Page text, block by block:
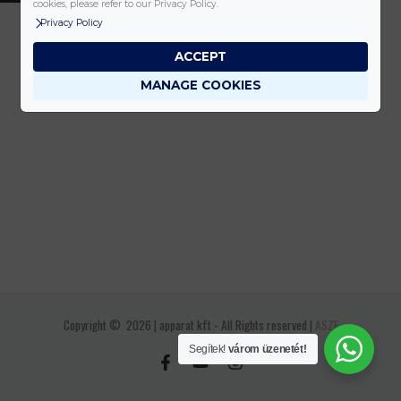
Copyright © 2026 | apparat kft - All Rights reserved | ASZF
Segítek! várom üzenetét!
cookies, please refer to our Privacy Policy.
Privacy Policy
MANAGE COOKIES
ACCEPT